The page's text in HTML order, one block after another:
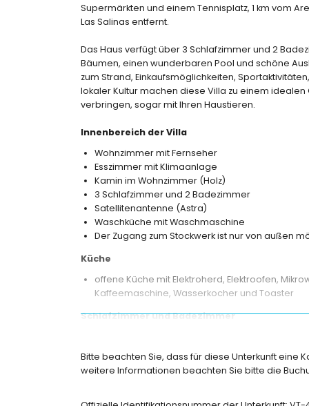
Supermärkten und einem Tennisplatz, 1 km vom
Las Salinas entfernt.
Das Haus verfügt über 3 Schlafzimmer und 2
Bäumen, einen wunderbaren Pool und schöne
zum Strand, Einkaufsmöglichkeiten,
lokaler Kultur machen diese Villa zu einem idealen
verbringen, sogar mit Ihren Haustieren.
Innenbereich der Villa
Wohnzimmer mit Fernseher
Esszimmer mit Klimaanlage
Kamin im Wohnzimmer (Holz)
3 Schlafzimmer und 2 Badezimmer
Satellitenantenne (Astra)
Waschküche mit Waschmaschine
Der Zugang zum Stockwerk ist nur von außen
Küche
offene Küche mit Elektroherd, Elektroofen,
Kaffeemaschine, Wasserkocher und Toaster
Schlafzimmer und Badezimmer
Schlafzimmer mit Doppelbett
Badezimmer mit Einzelwaschbecken, Bad/
Bitte beachten Sie, dass für diese Unterkunft eine
weitere Informationen beachten Sie bitte die